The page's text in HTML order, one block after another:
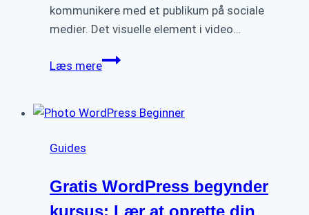
kommunikere med et publikum på sociale
medier. Det visuelle element i video…
Læs mereDe
inden
Guides
Gratis WordPress begynder